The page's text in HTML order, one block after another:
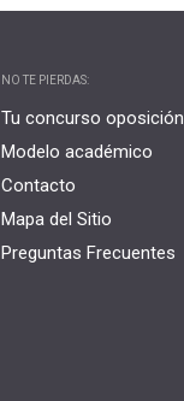
NO TE PIERDAS:
Tu concurso oposición
Modelo académico
Contacto
Mapa del Sitio
Preguntas Frecuentes